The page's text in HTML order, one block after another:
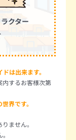
クター
は出来ます。
内するお客様次第
界です。
ません。